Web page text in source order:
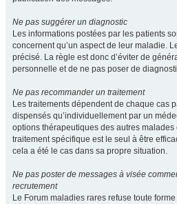
Ne pas suggérer un diagnostic
Les informations postées par les patients
concernent qu’un aspect de leur maladie.
précisé. La règle est donc d’éviter de
personnelle et de ne pas poser de
Ne pas recommander un traitement
Les traitements dépendent de chaque cas
dispensés qu’individuellement par un
options thérapeutiques des autres malades
traitement spécifique est le seul à être
cela a été le cas dans sa propre situation.
Ne pas poster de messages à visée
recrutement
Le Forum maladies rares refuse toute